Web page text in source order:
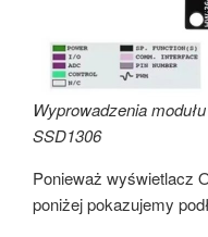
Wyprowadzenia
SSD1306
Ponieważ wyświetlacz
poniżej pokazujemy